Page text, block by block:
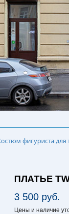
фигуриста для
ПЛАТЬЕ
3 500 руб.
Цены и наличие